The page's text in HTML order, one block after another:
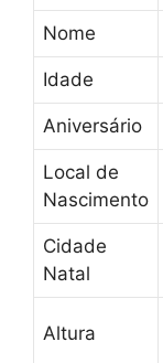
Nome
Idade
Aniversário
Local de
Nascimento
Cidade
Natal
Altura